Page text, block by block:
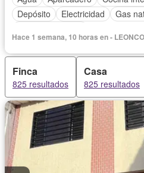
Depósito
Electricidad Gas
Hace 1 semana, 10 horas en -
Finca
825 resultados
Casa
825 resultados